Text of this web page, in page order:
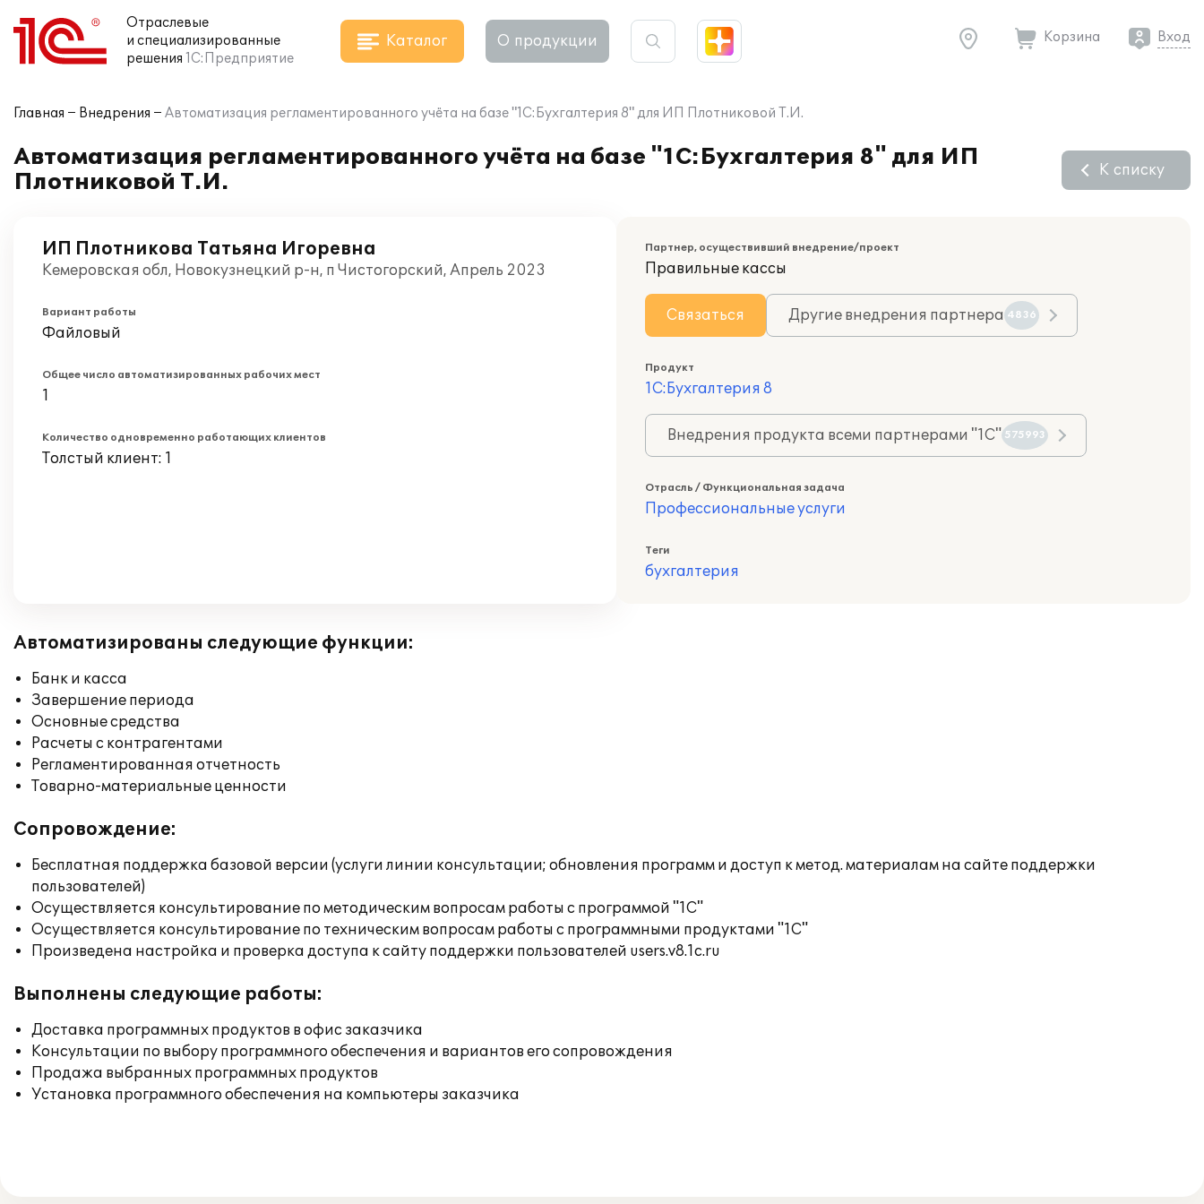
Отраслевые
и специализированные
решения 1С:Предприятие
Каталог О продукции Корзина Вход
Главная Внедрения Автоматизация регламентированного учёта на базе "1С:Бухгалтерия 8" для ИП Плотниковой Т.И.
Автоматизация регламентированного учёта на базе "1С:Бухгалтерия 8" для ИП
Плотниковой Т.И.
К списку
ИП Плотникова Татьяна Игоревна
Кемеровская обл, Новокузнецкий р-н, п Чистогорский, Апрель 2023
Вариант работы
Файловый
Общее число автоматизированных рабочих мест
1
Количество одновременно работающих клиентов
Толстый клиент: 1
Партнер, осуществивший внедрение/проект
Правильные кассы
Связаться Другие внедрения партнера 4836
Продукт
1С:Бухгалтерия 8
Внедрения продукта всеми партнерами "1С" 575993
Отрасль / Функциональная задача
Профессиональные услуги
Теги
бухгалтерия
Автоматизированы следующие функции:
Банк и касса
Завершение периода
Основные средства
Расчеты с контрагентами
Регламентированная отчетность
Товарно-материальные ценности
Сопровождение:
Бесплатная поддержка базовой версии (услуги линии консультации; обновления программ и доступ к метод. материалам на сайте поддержки
пользователей)
Осуществляется консультирование по методическим вопросам работы с программой "1С"
Осуществляется консультирование по техническим вопросам работы с программными продуктами "1С"
Произведена настройка и проверка доступа к сайту поддержки пользователей users.v8.1c.ru
Выполнены следующие работы:
Доставка программных продуктов в офис заказчика
Консультации по выбору программного обеспечения и вариантов его сопровождения
Продажа выбранных программных продуктов
Установка программного обеспечения на компьютеры заказчика